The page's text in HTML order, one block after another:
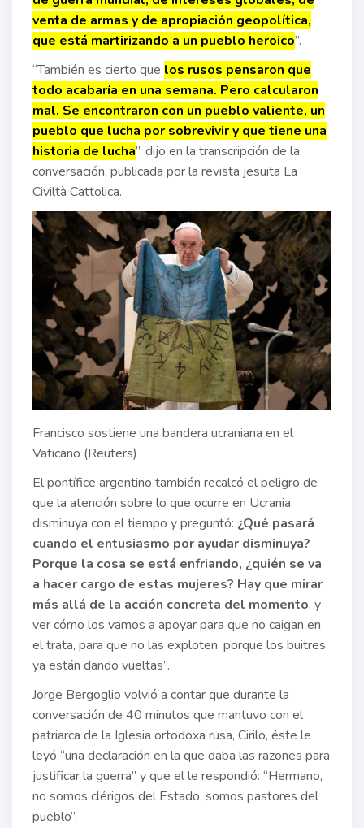
venta de armas y de apropiación geopolítica,
que está martirizando a un pueblo heroico”.
“También es cierto que los rusos pensaron que
todo acabaría en una semana. Pero calcularon
mal. Se encontraron con un pueblo valiente, un
pueblo que lucha por sobrevivir y que tiene una
historia de lucha”, dijo en la transcripción de la
conversación, publicada por la revista jesuita La
Civiltà Cattolica.
Francisco sostiene una bandera ucraniana en el
Vaticano (Reuters)
El pontífice argentino también recalcó el peligro de
que la atención sobre lo que ocurre en Ucrania
disminuya con el tiempo y preguntó: ¿Qué pasará
cuando el entusiasmo por ayudar disminuya?
Porque la cosa se está enfriando, ¿quién se va
a hacer cargo de estas mujeres? Hay que mirar
más allá de la acción concreta del momento, y
ver cómo los vamos a apoyar para que no caigan en
el trata, para que no las exploten, porque los buitres
ya están dando vueltas”.
Jorge Bergoglio volvió a contar que durante la
conversación de 40 minutos que mantuvo con el
patriarca de la Iglesia ortodoxa rusa, Cirilo, éste le
leyó “una declaración en la que daba las razones para
justificar la guerra” y que el le respondió: “Hermano,
no somos clérigos del Estado, somos pastores del
pueblo”.